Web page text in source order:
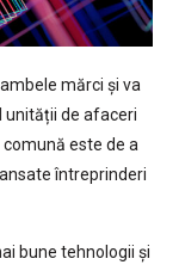
mărci și va
unității de afaceri
este de a
întreprinderi
bune tehnologii și